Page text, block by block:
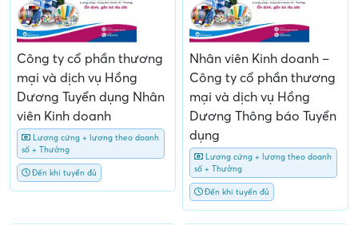
Công ty cổ phần thương
mại và dịch vụ Hồng
Dương Tuyển dụng Nhân
viên Kinh doanh
Lương cứng + lương theo doanh
số + Thưởng
Đến khi tuyển đủ
Nhân viên Kinh doanh –
Công ty cổ phần thương
mại và dịch vụ Hồng
Dương Thông báo Tuyển
dụng
Lương cứng + lương theo doanh
số + Thưởng
Đến khi tuyển đủ